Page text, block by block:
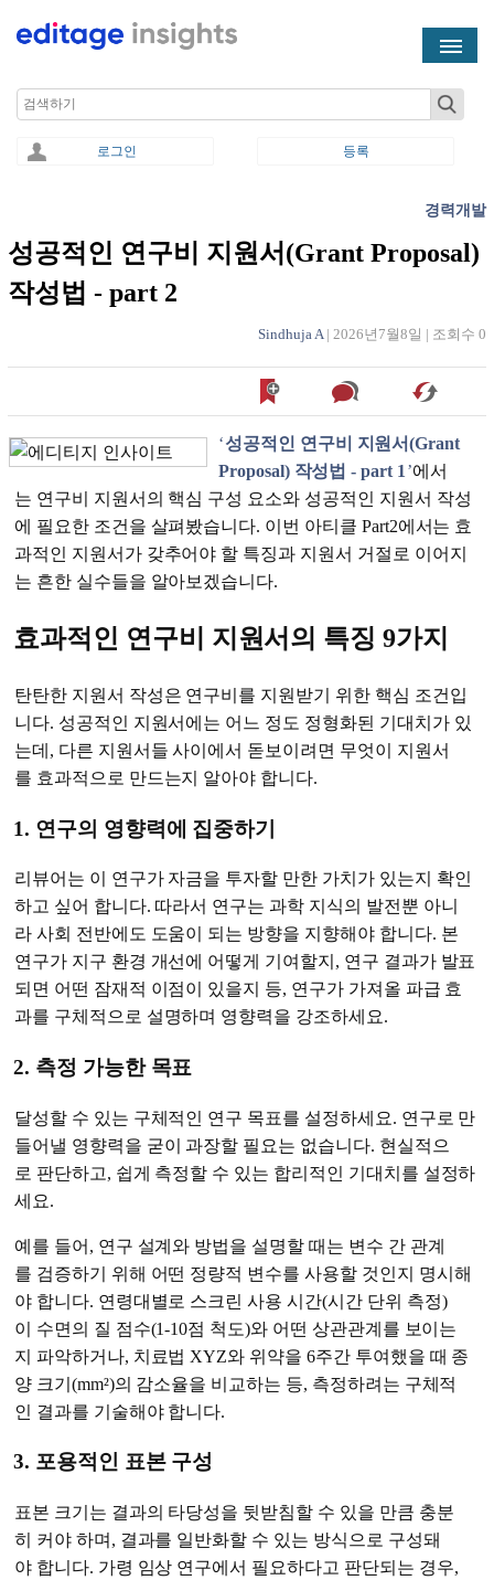
Search
로그인 등록
경력개발
성공적인 연구비 지원서(Grant Proposal)
작성법 - part 2
Sindhuja A| 2026년7월8일 | 조회수 0
‘성공적인 연구비 지원서(Grant
Proposal) 작성법 - part 1 ’에서
는 연구비 지원서의 핵심 구성 요소와 성공적인 지원서 작성
에 필요한 조건을 살펴봤습니다. 이번 아티클 Part2에서는 효
과적인 지원서가 갖추어야 할 특징과 지원서 거절로 이어지
는 흔한 실수들을 알아보겠습니다.
효과적인 연구비 지원서의 특징 9가지
탄탄한 지원서 작성은 연구비를 지원받기 위한 핵심 조건입
니다. 성공적인 지원서에는 어느 정도 정형화된 기대치가 있
는데, 다른 지원서들 사이에서 돋보이려면 무엇이 지원서
를 효과적으로 만드는지 알아야 합니다.
1. 연구의 영향력에 집중하기
리뷰어는 이 연구가 자금을 투자할 만한 가치가 있는지 확인
하고 싶어 합니다. 따라서 연구는 과학 지식의 발전뿐 아니
라 사회 전반에도 도움이 되는 방향을 지향해야 합니다. 본
연구가 지구 환경 개선에 어떻게 기여할지, 연구 결과가 발표
되면 어떤 잠재적 이점이 있을지 등, 연구가 가져올 파급 효
과를 구체적으로 설명하며 영향력을 강조하세요.
2. 측정 가능한 목표
달성할 수 있는 구체적인 연구 목표를 설정하세요. 연구로 만
들어낼 영향력을 굳이 과장할 필요는 없습니다. 현실적으
로 판단하고, 쉽게 측정할 수 있는 합리적인 기대치를 설정하
세요.
예를 들어, 연구 설계와 방법을 설명할 때는 변수 간 관계
를 검증하기 위해 어떤 정량적 변수를 사용할 것인지 명시해
야 합니다. 연령대별로 스크린 사용 시간(시간 단위 측정)
이 수면의 질 점수(1-10점 척도)와 어떤 상관관계를 보이는
지 파악하거나, 치료법 XYZ와 위약을 6주간 투여했을 때 종
양 크기(mm²)의 감소율을 비교하는 등, 측정하려는 구체적
인 결과를 기술해야 합니다.
3. 포용적인 표본 구성
표본 크기는 결과의 타당성을 뒷받침할 수 있을 만큼 충분
히 커야 하며, 결과를 일반화할 수 있는 방식으로 구성돼
야 합니다. 가령 임상 연구에서 필요하다고 판단되는 경우,